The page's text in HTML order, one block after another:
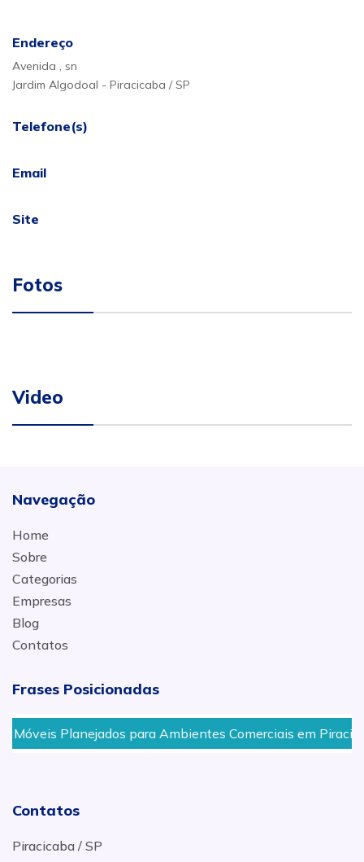
Endereço
Avenida , sn
Jardim Algodoal - Piracicaba / SP
Telefone(s)
Email
Site
Fotos
Video
Navegação
Home
Sobre
Categorias
Empresas
Blog
Contatos
Frases Posicionadas
Planejados para Ambientes Comerciais em
Contatos
Piracicaba / SP